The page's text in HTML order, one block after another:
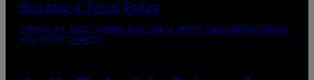
(PHOTO BY CHRISTOPHER POLK/NBCU PHOTO BANK/NBCUNIVERSAL
VIA GETTY IMAGES)